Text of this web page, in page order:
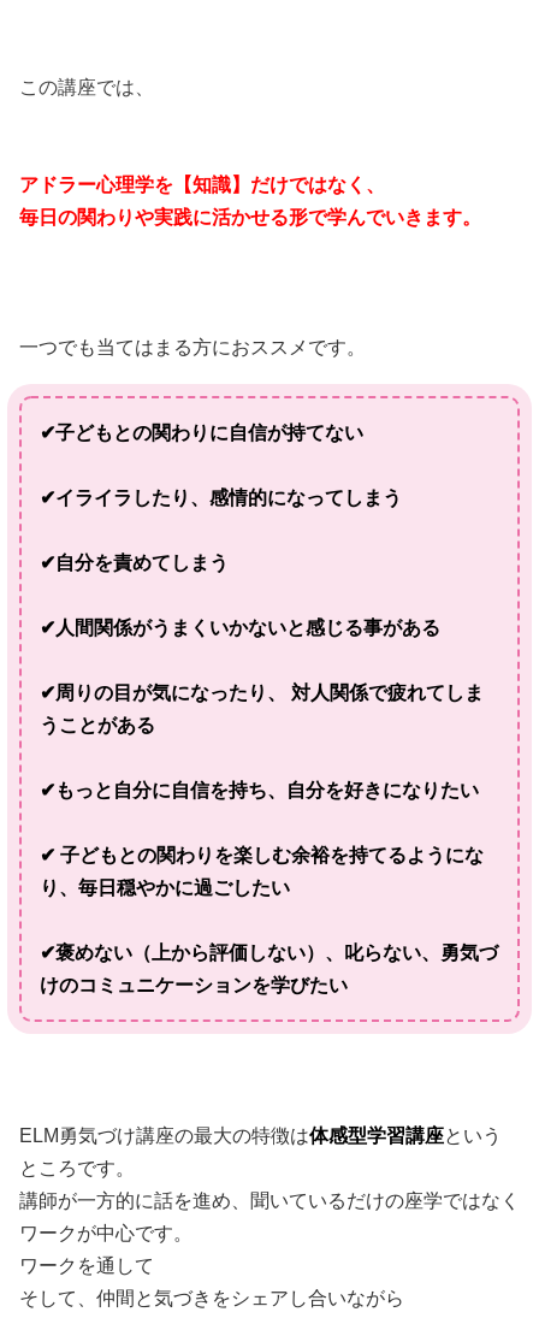
この講座では、
アドラー心理学を【知識】だけではなく、
毎日の関わりや実践に活かせる形で学んでいきます。
一つでも当てはまる方におススメです。
✔子どもとの関わりに自信が持てない
✔イライラしたり、感情的になってしまう
✔自分を責めてしまう
✔人間関係がうまくいかないと感じる事がある
✔周りの目が気になったり、 対人関係で疲れてしま
うことがある
✔もっと自分に自信を持ち、自分を好きになりたい
✔ 子どもとの関わりを楽しむ余裕を持てるようにな
り、毎日穏やかに過ごしたい
✔褒めない（上から評価しない）、叱らない、勇気づ
けのコミュニケーションを学びたい
ELM勇気づけ講座の最大の特徴は体感型学習講座という
ところです。
講師が一方的に話を進め、聞いているだけの座学ではなく
ワークが中心です。
ワークを通して
そして、仲間と気づきをシェアし合いながら